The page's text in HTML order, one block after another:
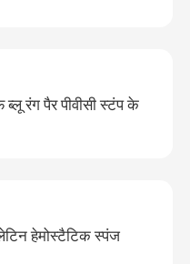
रंग पैर पीवीसी स्टंप के
हेमोस्टैटिक स्पंज